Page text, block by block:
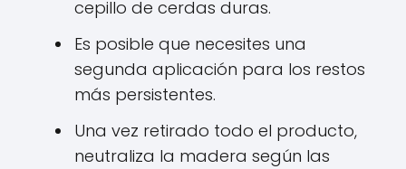
cepillo de cerdas duras.
Es posible que necesites una
segunda aplicación para los restos
más persistentes.
Una vez retirado todo el producto,
neutraliza la madera según las